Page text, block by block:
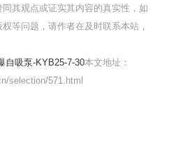
其观点或证实其内容的真实性，如
等问题，请作者在及时联系本站，
自吸泵-KYB25-7-30本文地址：
selection/571.html